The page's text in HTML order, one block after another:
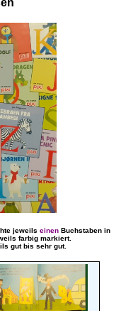
jeweils einen Buchstaben in
farbig markiert.
gut bis sehr gut.